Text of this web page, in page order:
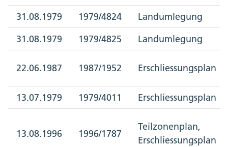
31.08.1979 1979/4824
Landumlegung
31.08.1979
1979/4825 Landumlegung
22.06.1987 1987/1952 Erschliessungsplan
13.07.1979 1979/4011 Erschliessungsplan
13.08.1996 1996/1787
Teilzonenplan,
Erschliessungsplan